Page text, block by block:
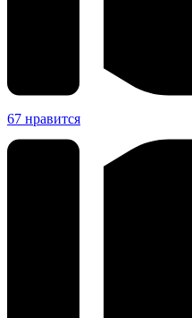
67 нравится